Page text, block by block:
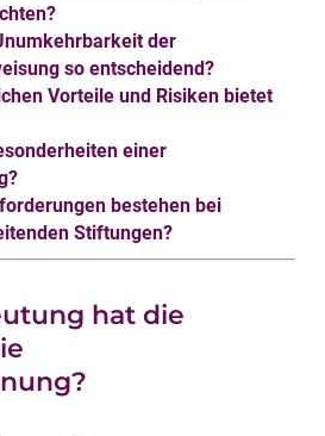
der
so entscheidend?
Vorteile und Risiken bietet
einer
bestehen bei
Stiftungen?
hat die